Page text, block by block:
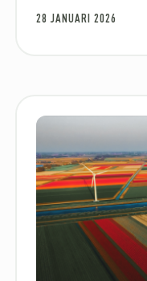
28 JANUARI 2026